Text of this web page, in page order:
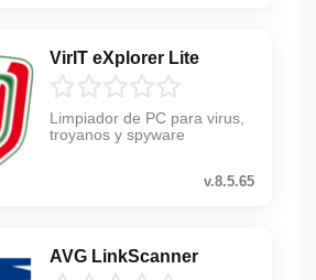
VirIT eXplorer Lite
Limpiador de PC para virus,
troyanos y spyware
v.8.5.65
AVG LinkScanner